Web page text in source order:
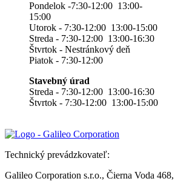
Pondelok -7:30-12:00 13:00-
15:00
Utorok - 7:30-12:00 13:00-15:00
Streda - 7:30-12:00 13:00-16:30
Štvrtok - Nestránkový deň
Piatok - 7:30-12:00
Stavebný úrad
Streda - 7:30-12:00 13:00-16:30
Štvrtok - 7:30-12:00 13:00-15:00
Technický prevádzkovateľ:
Galileo Corporation s.r.o., Čierna Voda